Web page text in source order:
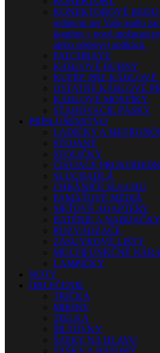
KONEKTOROVÉ
redukciu pre Vaše audio
komfort + nové možnosti
alebo pódiovej aplikácii.
PATCHBAYE
KÁBLOVÉ BUBNY
KUFRE PRE KÁBLOVÉ
OSTATNÉ KÁBLOVÉ
KÁBLOVÉ MOSTÍKY
SŤAHOVACIE PÁSKY
PRÍSLUŠENSTVO
LADIČKY A
STOJANY
STOLIČKY
ČISTIACE
SLÚCHADLÁ
CHRÁNIČE SLUCHU
PAMÄŤOVÉ MÉDIÁ
SIEŤOVÉ ADAPTÉRY
BATÉRIE A NABÍJAČKY
ROZVÁDZAČE
ZÁSUVKOVÉ LIŠTY
MULTIFUNKČNÉ
LAMPIČKY
NOTY
OBLEČENIE
TRIČKÁ
MIKINY
TIELKA
ŠILTOVKY
ŠATKY NA HLAVU
TAŠKY A BATOHY